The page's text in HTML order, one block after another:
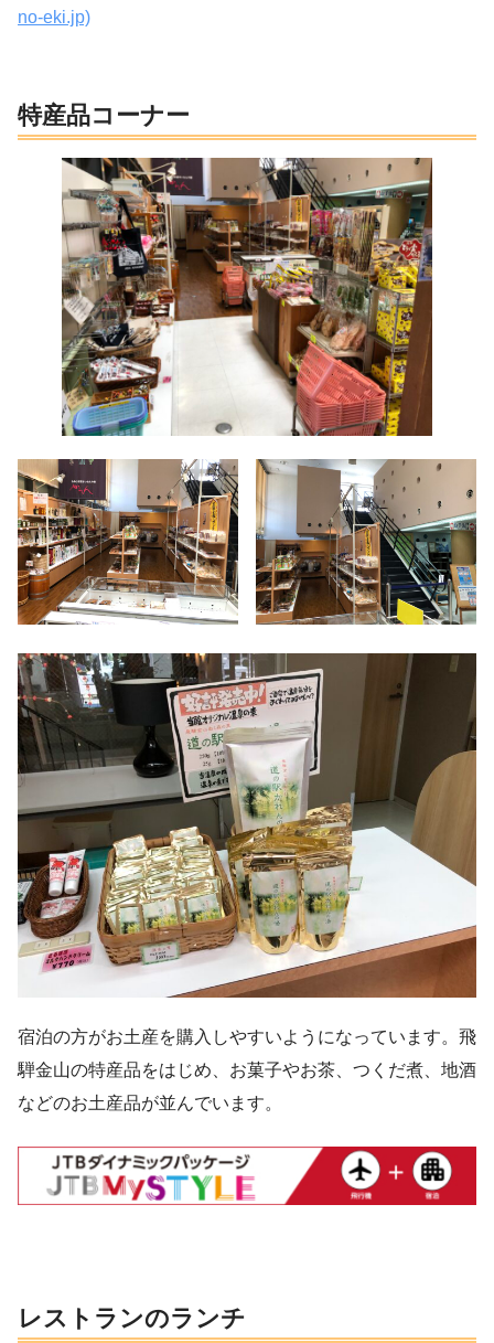
no-eki.jp)
特産品コーナー
宿泊の方がお土産を購入しやすいようになっています。飛
騨金山の特産品をはじめ、お菓子やお茶、つくだ煮、地酒
などのお土産品が並んでいます。
レストランのランチ